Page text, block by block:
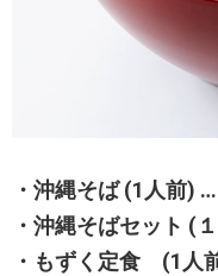
・沖縄そば (1人前)
・沖縄そばセット (
・もずく定食 (1人